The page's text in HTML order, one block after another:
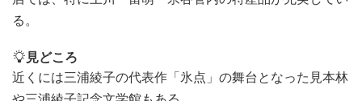
る。
見どころ
近くには三浦綾子の代表作「氷点」の舞台となった見本林